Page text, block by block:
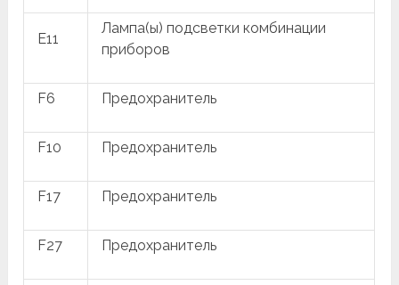
E11
Лампа(ы) подсветки комбинации
приборов
F6 Предохранитель
F10 Предохранитель
F17 Предохранитель
F27 Предохранитель